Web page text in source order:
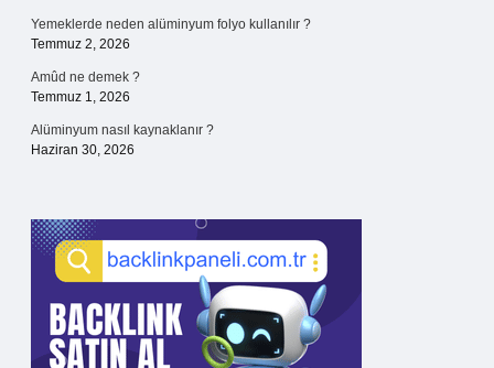
Yemeklerde neden alüminyum folyo kullanılır ?
Temmuz 2, 2026
Amûd ne demek ?
Temmuz 1, 2026
Alüminyum nasıl kaynaklanır ?
Haziran 30, 2026